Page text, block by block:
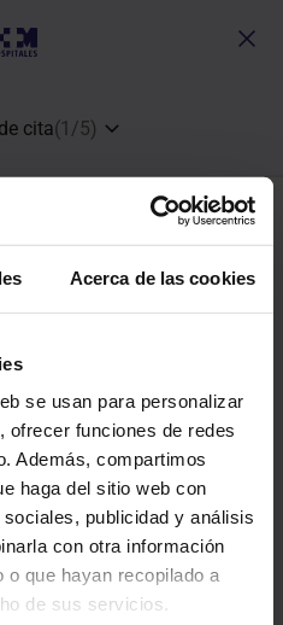
Acerca de las cookies
se usan para personalizar
ofrecer funciones de redes
Además, compartimos
haga del sitio web con
publicidad y análisis
con otra información
o que hayan recopilado a
de sus servicios.
cita(1 /5)